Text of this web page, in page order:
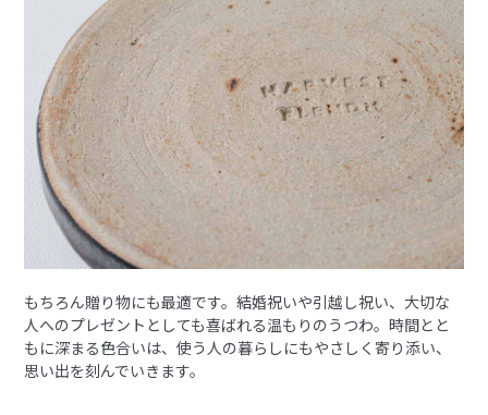
もちろん贈り物にも最適です。結婚祝いや引越し祝い、大切な
人へのプレゼントとしても喜ばれる温もりのうつわ。時間とと
もに深まる色合いは、使う人の暮らしにもやさしく寄り添い、
思い出を刻んでいきます。